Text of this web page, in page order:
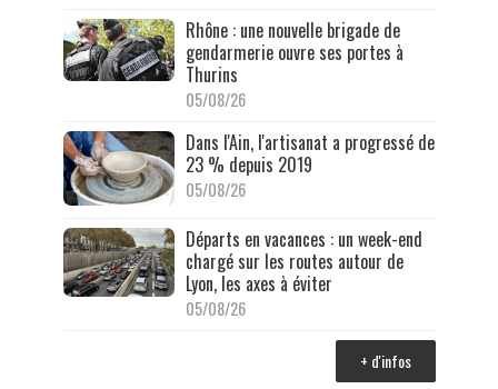
Rhône : une nouvelle brigade de
gendarmerie ouvre ses portes à
Thurins
05/08/26
Dans l'Ain, l'artisanat a progressé de
23 % depuis 2019
05/08/26
Départs en vacances : un week-end
chargé sur les routes autour de
Lyon, les axes à éviter
05/08/26
+ d'infos